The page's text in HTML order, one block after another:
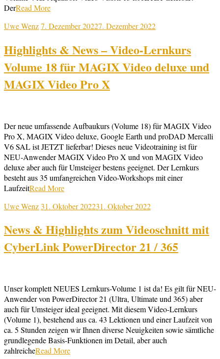
DerRead More
Uwe Wenz7. Dezember 20227. Dezember 2022
Highlights & News – Video-Lernkurs
Volume 18 für MAGIX Video deluxe und
MAGIX Video Pro X
Der neue umfassende Aufbaukurs (Volume 18) für MAGIX Video
Pro X, MAGIX Video deluxe, Google Earth und proDAD Mercalli
V6 SAL ist JETZT lieferbar! Dieses neue Videotraining ist für
NEU-Anwender MAGIX Video Pro X und von MAGIX Video
deluxe aber auch für Umsteiger bestens geeignet. Der Lernkurs
besteht aus 35 umfangreichen Video-Workshops mit einer
LaufzeitRead More
Uwe Wenz31. Oktober 202231. Oktober 2022
News & Highlights zum Videoschnitt mit
CyberLink PowerDirector 21 / 365
Unser komplett NEUES Lernkurs-Volume 1 ist da! Es gilt für NEU-
Anwender von PowerDirector 21 (Ultra, Ultimate und 365) aber
auch für Umsteiger ideal geeignet. Mit diesem Video-Lernkurs
(Volume 1), bestehend aus ca. 43 Lektionen und einer Laufzeit von
ca. 5 Stunden zeigen wir Ihnen diverse Neuigkeiten sowie sämtliche
grundlegende Basis-Funktionen im Detail, aber auch
zahlreicheRead More